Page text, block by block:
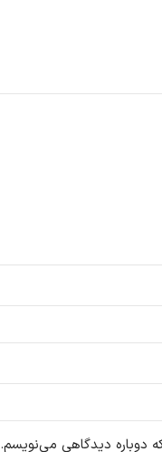
دوباره دیدگاهی می‌نویسم.